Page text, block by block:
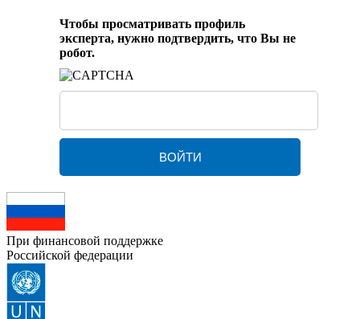
Чтобы просматривать профиль
эксперта, нужно подтвердить, что Вы не
робот.
При финансовой поддержке
Российской федерации